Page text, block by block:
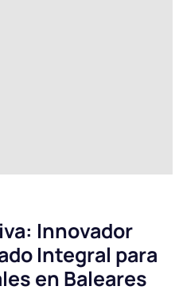
Innovador
Integral para
en Baleares